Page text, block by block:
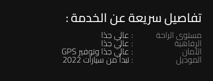
تفاصيل سريعة عن الخدمة :
مستوى الراحة : عالي جدًا
الرفاهية : عالي جدًا
الأمان : عالي جدًا وتوفير GPS
الموديل : تبدأ من سيارات 2022